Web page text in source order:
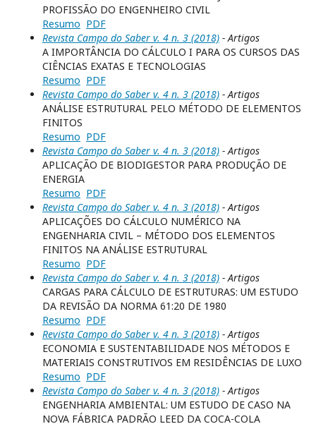
PROFISSÃO DO ENGENHEIRO CIVIL
Resumo PDF
Revista Campo do Saber v. 4 n. 3 (2018) - Artigos
A IMPORTÂNCIA DO CÁLCULO I PARA OS CURSOS DAS
CIÊNCIAS EXATAS E TECNOLOGIAS
Resumo PDF
Revista Campo do Saber v. 4 n. 3 (2018) - Artigos
ANÁLISE ESTRUTURAL PELO MÉTODO DE ELEMENTOS
FINITOS
Resumo PDF
Revista Campo do Saber v. 4 n. 3 (2018) - Artigos
APLICAÇÃO DE BIODIGESTOR PARA PRODUÇÃO DE
ENERGIA
Resumo PDF
Revista Campo do Saber v. 4 n. 3 (2018) - Artigos
APLICAÇÕES DO CÁLCULO NUMÉRICO NA
ENGENHARIA CIVIL – MÉTODO DOS ELEMENTOS
FINITOS NA ANÁLISE ESTRUTURAL
Resumo PDF
Revista Campo do Saber v. 4 n. 3 (2018) - Artigos
CARGAS PARA CÁLCULO DE ESTRUTURAS: UM ESTUDO
DA REVISÃO DA NORMA 61:20 DE 1980
Resumo PDF
Revista Campo do Saber v. 4 n. 3 (2018) - Artigos
ECONOMIA E SUSTENTABILIDADE NOS MÉTODOS E
MATERIAIS CONSTRUTIVOS EM RESIDÊNCIAS DE LUXO
Resumo PDF
Revista Campo do Saber v. 4 n. 3 (2018) - Artigos
ENGENHARIA AMBIENTAL: UM ESTUDO DE CASO NA
NOVA FÁBRICA PADRÃO LEED DA COCA-COLA